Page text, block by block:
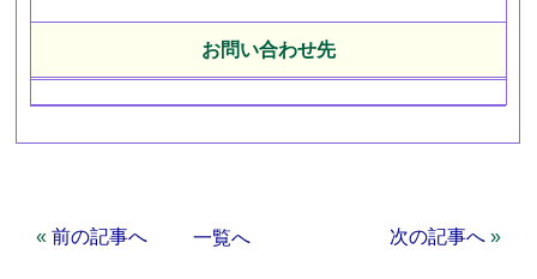
お問い合わせ先
«前の記事へ 一覧へ 次の記事へ»